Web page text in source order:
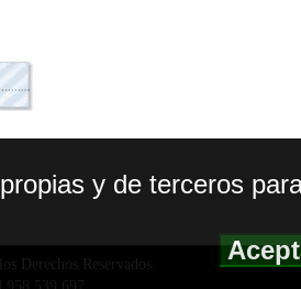
Derechos Reservados.
y de terceros